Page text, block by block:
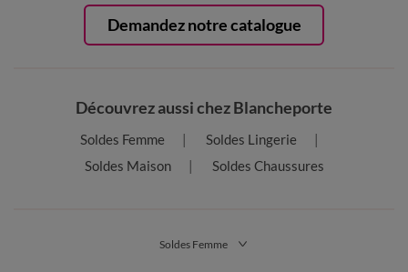
Demandez notre catalogue
Découvrez aussi chez Blancheporte
Soldes Femme
Soldes Lingerie
Soldes Maison
Soldes Chaussures
Soldes Femme